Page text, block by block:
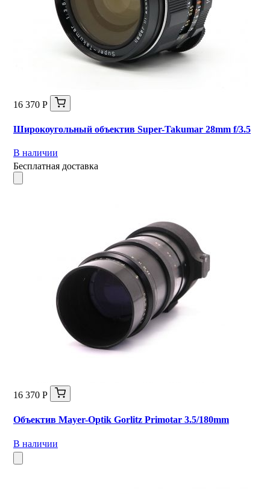
16 370 Р
Широкоугольный объектив Super-Takumar 28mm f/3.5
В наличии
Бесплатная доставка
16 370 Р
Объектив Mayer-Optik Gorlitz Primotar 3.5/180mm
В наличии